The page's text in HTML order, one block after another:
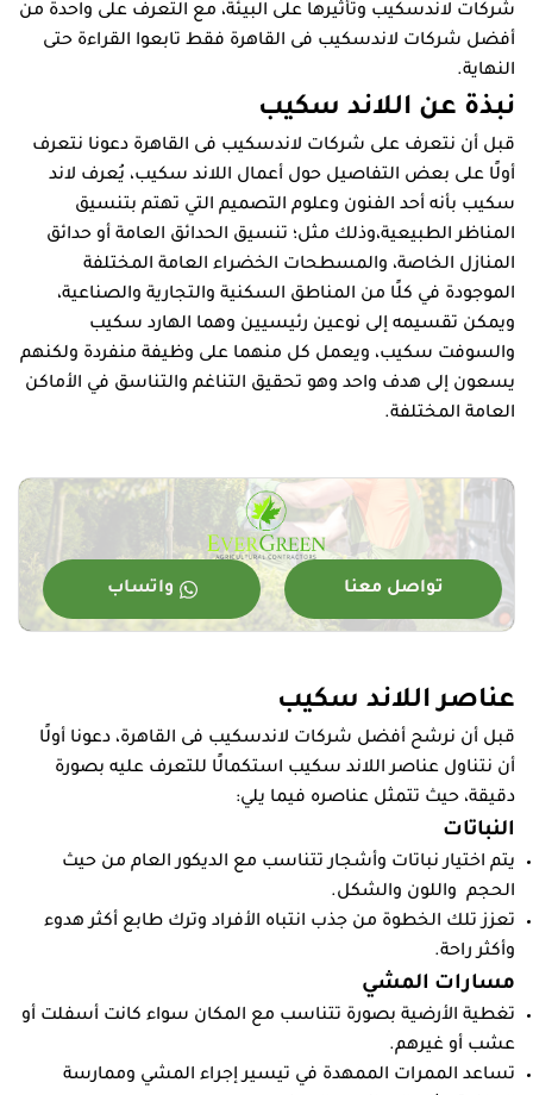
شركات لاندسكيب وتأثيرها على البيئة، مع التعرف على واحدة من
أفضل شركات لاندسكيب فى القاهرة فقط تابعوا القراءة حتى
النهاية.
نبذة عن اللاند سكيب
قبل أن نتعرف على شركات لاندسكيب فى القاهرة دعونا نتعرف
أولًا على بعض التفاصيل حول أعمال اللاند سكيب، يُعرف لاند
سكيب بأنه أحد الفنون وعلوم التصميم التي تهتم بتنسيق
المناظر الطبيعية،وذلك مثل؛ تنسيق الحدائق العامة أو حدائق
المنازل الخاصة، والمسطحات الخضراء العامة المختلفة
الموجودة في كلًا من المناطق السكنية والتجارية والصناعية،
ويمكن تقسيمه إلى نوعين رئيسيين وهما الهارد سكيب
والسوفت سكيب، ويعمل كل منهما على وظيفة منفردة ولكنهم
يسعون إلى هدف واحد وهو تحقيق التناغم والتناسق في الأماكن
العامة المختلفة.
تواصل معنا واتساب
عناصر اللاند سكيب
قبل أن نرشح أفضل شركات لاندسكيب فى القاهرة، دعونا أولًا
أن نتناول عناصر اللاند سكيب استكمالًا للتعرف عليه بصورة
دقيقة، حيث تتمثل عناصره فيما يلي:
النباتات
يتم اختيار نباتات وأشجار تتناسب مع الديكور العام من حيث
الحجم واللون والشكل.
تعزز تلك الخطوة من جذب انتباه الأفراد وترك طابع أكثر هدوء
وأكثر راحة.
مسارات المشي
تغطية الأرضية بصورة تتناسب مع المكان سواء كانت أسفلت أو
عشب أو غيرهم.
تساعد الممرات الممهدة في تيسير إجراء المشي وممارسة